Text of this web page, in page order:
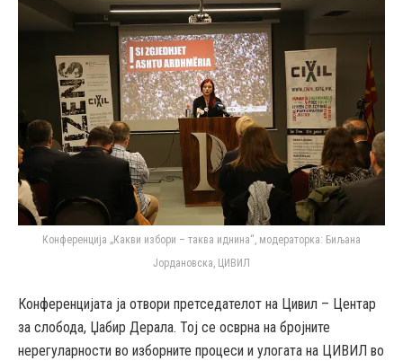
Конференција „Какви избори – таква иднина“, модераторка: Биљана
Јордановска, ЦИВИЛ
Конференцијата ја отвори претседателот на Цивил – Центар
за слобода, Џабир Дерала. Тој се осврна на бројните
нерегуларности во изборните процеси и улогата на ЦИВИЛ во